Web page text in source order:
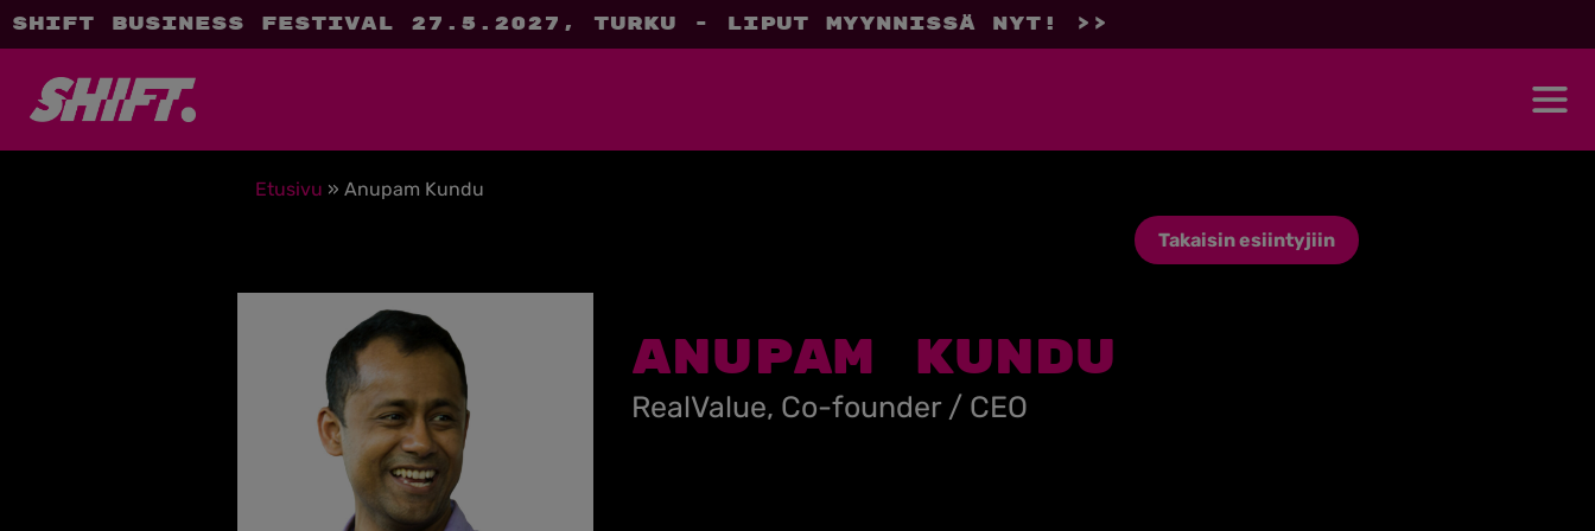
SHIFT Business Festival 27.5.2027, Turku - liput myynnissä nyt! >>
Etusivu » Anupam Kundu
Takaisin esiintyjiin
Anupam Kundu
RealValue, Co-founder / CEO